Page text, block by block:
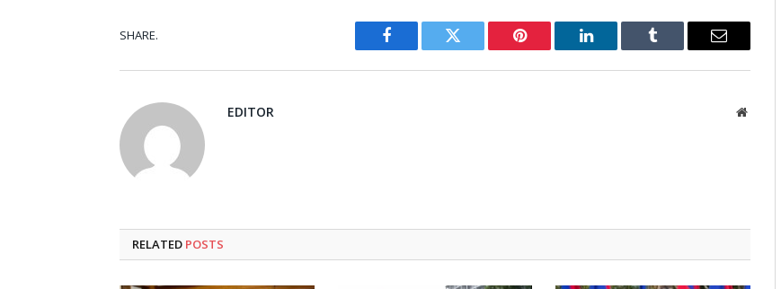
SHARE.
Facebook Twitter Pinterest LinkedIn Tumblr Email
EDITOR Website
RELATED POSTS